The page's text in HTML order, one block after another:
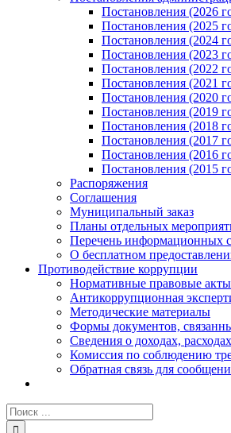
Постановления (2026
Постановления (2025
Постановления (2024
Постановления (2023
Постановления (2022
Постановления (2021
Постановления (2020
Постановления (2019
Постановления (2018
Постановления (2017
Постановления (2016
Постановления (2015
Распоряжения
Соглашения
Муниципальный заказ
Планы отдельных
Перечень информационных
О бесплатном
Противодействие коррупции
Нормативные правовые
Антикоррупционная
Методические материалы
Формы документов,
Сведения о доходах,
Комиссия по соблюдению
Обратная связь для
Результат
поиска: